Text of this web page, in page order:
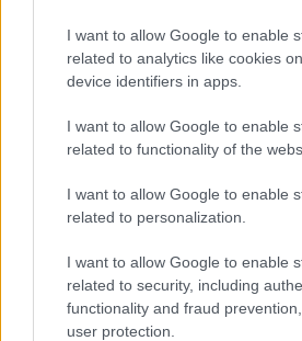
I want to allow Google to enable
related to analytics like cookies
device identifiers in apps.
I want to allow Google to enable
related to functionality of the
I want to allow Google to enable
related to personalization.
I want to allow Google to enable
related to security, including
functionality and fraud
user protection.
completa l’iter
Costa Smeralda
Porto Rotondo ospita la
nell’estate 2026
Controlli all’aeroporto di
caviale e sabbia rubata